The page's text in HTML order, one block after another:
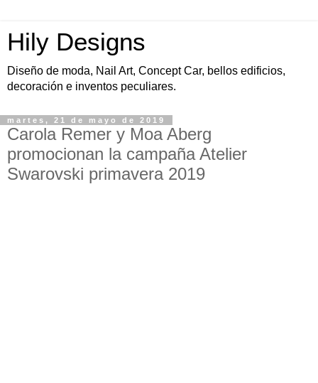
Hily Designs
Diseño de moda, Nail Art, Concept Car, bellos edificios,
decoración e inventos peculiares.
martes, 21 de mayo de 2019
Carola Remer y Moa Aberg
promocionan la campaña Atelier
Swarovski primavera 2019